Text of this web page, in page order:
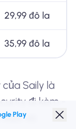
29,99 đô la
35,99 đô la
Saily là
đi kèm -
và
Play